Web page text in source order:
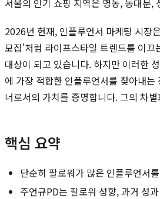
서울의 인기 쇼핑 지역은 명동, 동대문
2026년 현재, 인플루언서 마케팅 시장
모집'처럼 라이프스타일 트렌드를 이
대상이 되고 있습니다. 하지만 이러한
에 가장 적합한 인플루언서를 찾아내는
너로서의 가치를 증명합니다. 그의 차별
핵심 요약
단순히 팔로워가 많은 인플루언서
주언규PD는 팔로워 성향, 과거 성